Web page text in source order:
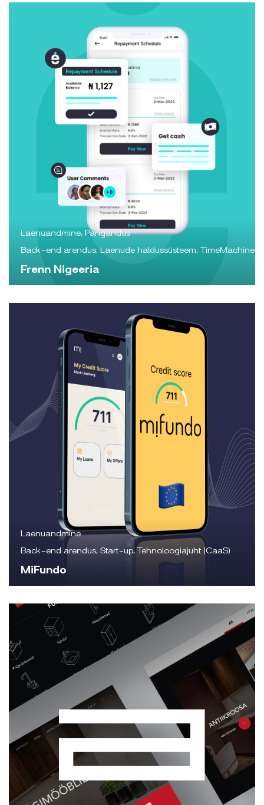
Laenuandmine, Pangandus
Back-end arendus, Laenude haldussüsteem, TimeMachine
Frenn Nigeeria
Laenuandmine
Back-end arendus, Start-up, Tehnoloogiajuht (CaaS)
MiFundo